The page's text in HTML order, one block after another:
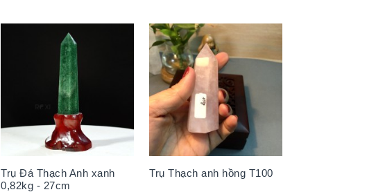
Trụ Đá Thạch Anh xanh
0,82kg - 27cm
Trụ Thạch anh hồng T100